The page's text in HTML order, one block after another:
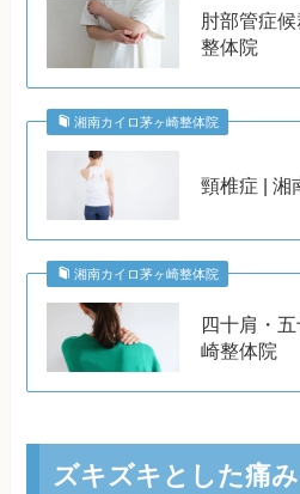
肘部管症
整体院
湘南カイロ茅ヶ崎整体院
頸椎症 | 湘
湘南カイロ茅ヶ崎整体院
四十肩・
崎整体院
ズキズキとした痛み